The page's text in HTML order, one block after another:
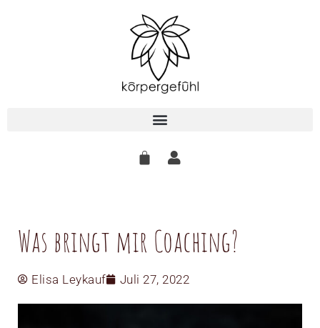
Was bringt mir Coaching?
Elisa Leykauf Juli 27, 2022